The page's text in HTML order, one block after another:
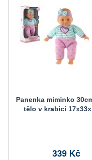
Panenka miminko
tělo v krabici
339 Kč